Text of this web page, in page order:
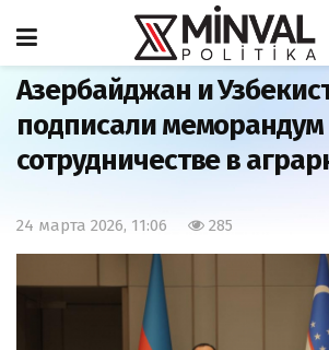
Главная Наша жизнь
Азербайджан и
подписали меморандум
сотрудничестве в
24 марта 2026, 11:06 285